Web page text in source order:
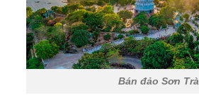
Bán đảo Sơn Trà